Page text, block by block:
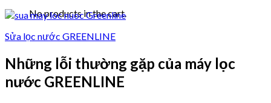
No products in the cart.
Sửa lọc nước GREENLINE
Những lỗi thường gặp của máy lọc
nước GREENLINE